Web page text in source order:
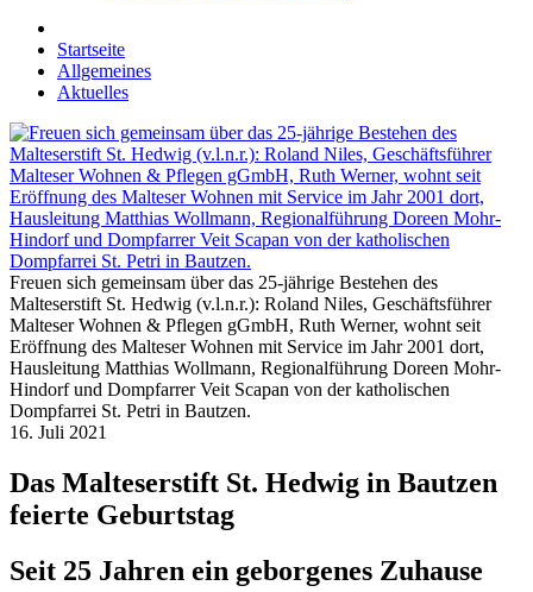
Startseite
Allgemeines
Aktuelles
Freuen sich gemeinsam über das 25-jährige Bestehen des
Malteserstift St. Hedwig (v.l.n.r.): Roland Niles, Geschäftsführer
Malteser Wohnen & Pflegen gGmbH, Ruth Werner, wohnt seit
Eröffnung des Malteser Wohnen mit Service im Jahr 2001 dort,
Hausleitung Matthias Wollmann, Regionalführung Doreen Mohr-
Hindorf und Dompfarrer Veit Scapan von der katholischen
Dompfarrei St. Petri in Bautzen.
16. Juli 2021
Das Malteserstift St. Hedwig in Bautzen
feierte Geburtstag
Seit 25 Jahren ein geborgenes Zuhause